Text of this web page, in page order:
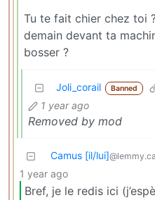
Tu te fait chier chez toi
demain devant ta
bosser ?
Joli_corail Banned
1 year ago
Removed by mod
Camus [il/lui]@lemmy.ca
1 year ago
Bref, je le redis ici